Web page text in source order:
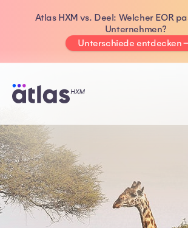
Atlas HXM vs. Deel: Welcher EOR
Unternehmen?
Unterschiede entdecken